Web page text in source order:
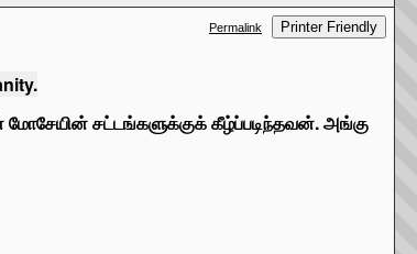
Permalink Printer Friendly
சட்டங்களுக்குக் கீழ்ப்படிந்தவன். அங்கு